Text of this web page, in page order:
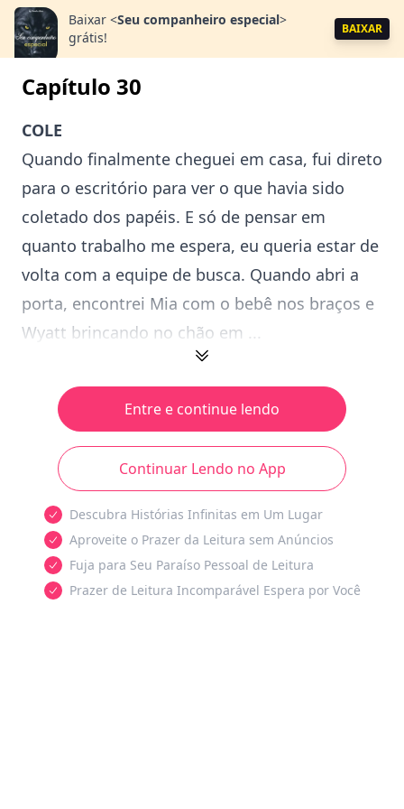
Baixar <Seu companheiro especial>
grátis!
BAIXAR
Capítulo 30
COLE
Quando finalmente cheguei em casa, fui direto
para o escritório para ver o que havia sido
coletado dos papéis. E só de pensar em
quanto trabalho me espera, eu queria estar de
volta com a equipe de busca. Quando abri a
porta, encontrei Mia com o bebê nos braços e
Wyatt brincando no chão em ...
Entre e continue lendo
Continuar Lendo no App
Descubra Histórias Infinitas em Um Lugar
Aproveite o Prazer da Leitura sem Anúncios
Fuja para Seu Paraíso Pessoal de Leitura
Prazer de Leitura Incomparável Espera por Você